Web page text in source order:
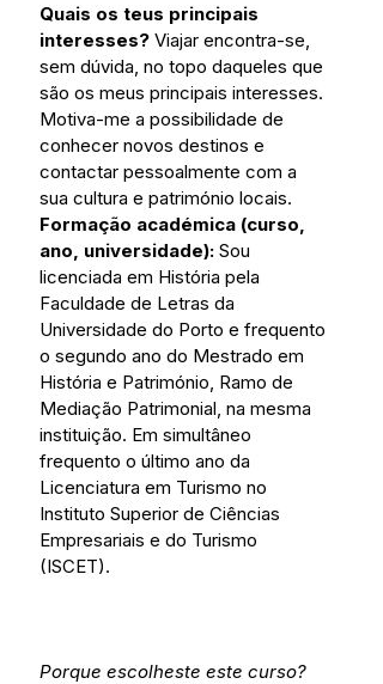
Quais os teus principais
interesses? Viajar encontra-se,
sem dúvida, no topo daqueles que
são os meus principais interesses.
Motiva-me a possibilidade de
conhecer novos destinos e
contactar pessoalmente com a
sua cultura e património locais.
Formação académica (curso,
ano, universidade): Sou
licenciada em História pela
Faculdade de Letras da
Universidade do Porto e frequento
o segundo ano do Mestrado em
História e Património, Ramo de
Mediação Patrimonial, na mesma
instituição. Em simultâneo
frequento o último ano da
Licenciatura em Turismo no
Instituto Superior de Ciências
Empresariais e do Turismo
(ISCET).
Porque escolheste este curso?